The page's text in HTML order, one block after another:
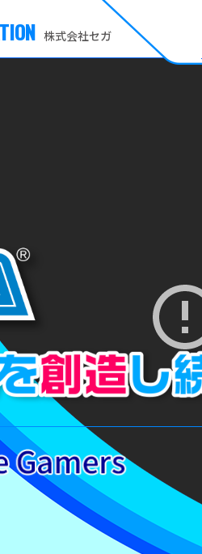
株式会社セガ
ション、存在意義）
Raison d’être